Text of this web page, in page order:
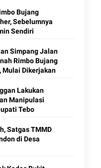
Bujang
Sebelumnya
Sendiri
Simpang Jalan
Rimbo Bujang
Mulai Dikerjakan
Lakukan
Manipulasi
Tebo
Satgas TMMD
di Desa